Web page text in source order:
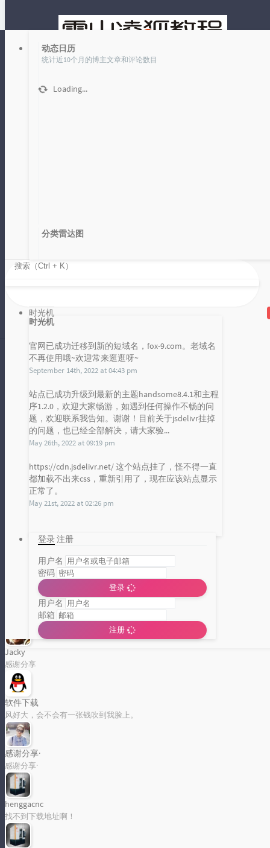
动态日历
统计近10个月的博主文章和评论数目
Loading...
分类雷达图
Loading...
发布统计图
Loading...
时光机
时光机
官网已成功迁移到新的短域名，fox-9.com。老域名
不再使用哦~欢迎常来逛逛呀~
September 14th, 2022 at 04:43 pm
站点已成功升级到最新的主题handsome8.4.1和主程
序1.2.0，欢迎大家畅游，如遇到任何操作不畅的问
题，欢迎联系我告知。谢谢！目前关于jsdelivr挂掉
的问题，也已经全部解决，请大家验...
May 26th, 2022 at 09:19 pm
https://cdn.jsdelivr.net/ 这个站点挂了，怪不得一直
都加载不出来css，重新引用了，现在应该站点显示
正常了。
May 21st, 2022 at 02:26 pm
登录注册
用户名
密码
登录
用户名
邮箱
注册
默认分类🤚
没有找到搜索结果，请尝试更换关键词。
热门文章
浏览次数:62522
易语言超级列表框设置文字颜色和背景颜色？用它准没错！
浏览次数:7670
联系雪山凌狐
浏览次数:7024
浏览次数:6228
跟我入门易语言 7 调试输出与输出调试文本
浏览次数:
Jacky
感谢分享
软件下载
风好大，会不会有一张钱吹到我脸上。
感谢分享·
感谢分享·
henggacnc
找不到下载地址啊！